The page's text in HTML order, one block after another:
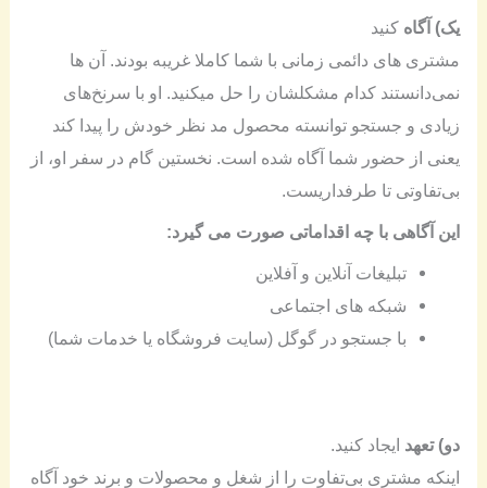
یک) آگاه کنید
مشتری های دائمی زمانی با شما کاملا غریبه بودند. آن ها
نمی‌دانستند کدام مشکلشان را حل میکنید. او با سرنخ‌های
زیادی و جستجو توانسته محصول مد نظر خودش را پیدا کند
یعنی از حضور شما آگاه شده است. نخستین گام در سفر او، از
بی‌تفاوتی تا طرفداریست.
این آگاهی با چه اقداماتی صورت می گیرد:
تبلیغات آنلاین و آفلاین
شبکه های اجتماعی
با جستجو در گوگل (سایت فروشگاه یا خدمات شما)
دو) تعهد ایجاد کنید.
اینکه مشتری بی‌تفاوت را از شغل و محصولات و برند خود آگاه